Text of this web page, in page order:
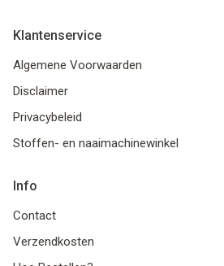
Klantenservice
Algemene Voorwaarden
Disclaimer
Privacybeleid
Stoffen- en naaimachinewinkel
Info
Contact
Verzendkosten